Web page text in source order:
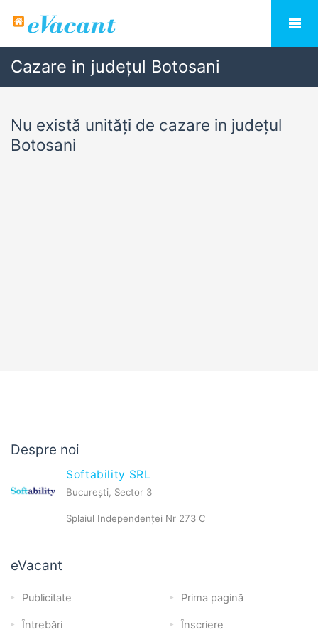
Cazare in județul Botosani
Nu există unități de cazare in județul
Botosani
Despre noi
Softability SRL
București, Sector 3
Splaiul Independenței Nr 273 C
eVacant
Publicitate Prima pagină
Întrebări Înscriere